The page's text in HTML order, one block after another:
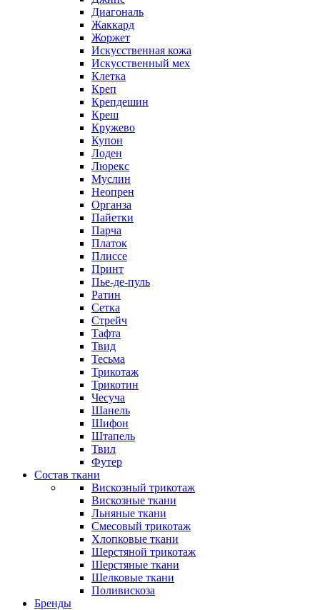
Диагональ
Жаккард
Жоржет
Искусственная кожа
Искусственный мех
Клетка
Креп
Крепдешин
Креш
Кружево
Купон
Лоден
Люрекс
Муслин
Неопрен
Органза
Пайетки
Парча
Платок
Плиссе
Принт
Пье-де-пуль
Ратин
Сетка
Стрейч
Тафта
Твид
Тесьма
Трикотаж
Трикотин
Чесуча
Шанель
Шифон
Штапель
Твил
Футер
Состав ткани
Вискозный трикотаж
Вискозные ткани
Льняные ткани
Смесовый трикотаж
Хлопковые ткани
Шерстяной трикотаж
Шерстяные ткани
Шелковые ткани
Поливискоза
Бренды